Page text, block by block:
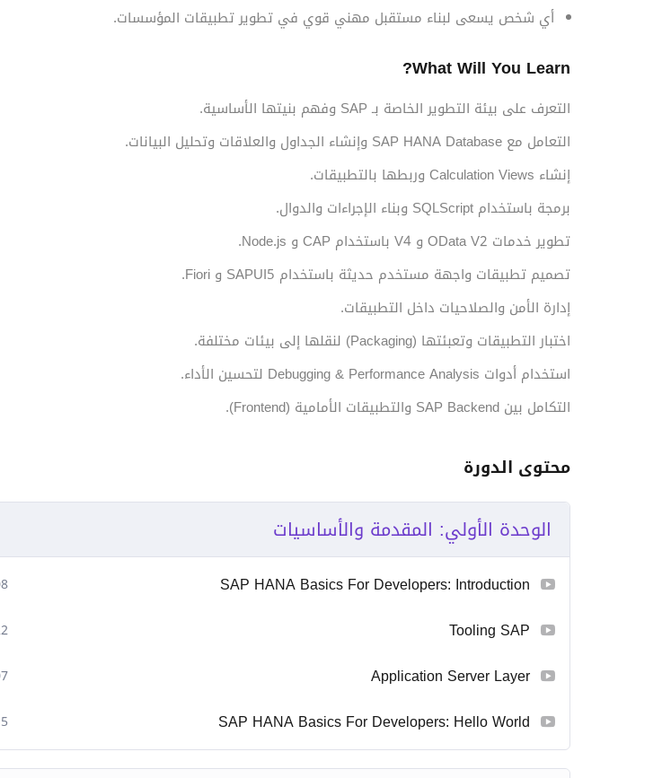
أي شخص يسعى لبناء مستقبل مهني قوي في تطوير تطبيقات المؤسسات.
What Will You Learn?
التعرف على بيئة التطوير الخاصة بـ SAP وفهم بنيتها الأساسية.
التعامل مع SAP HANA Database وإنشاء الجداول والعلاقات وتحليل البيانات.
إنشاء Calculation Views وربطها بالتطبيقات.
برمجة باستخدام SQLScript وبناء الإجراءات والدوال.
تطوير خدمات OData V2 و V4 باستخدام CAP و Node.js.
تصميم تطبيقات واجهة مستخدم حديثة باستخدام SAPUI5 و Fiori.
إدارة الأمن والصلاحيات داخل التطبيقات.
اختبار التطبيقات وتعبئتها (Packaging) لنقلها إلى بيئات مختلفة.
استخدام أدوات Debugging & Performance Analysis لتحسين الأداء.
التكامل بين SAP Backend والتطبيقات الأمامية (Frontend).
محتوى الدورة
الوحدة الأولي: المقدمة والأساسيات
SAP HANA Basics For Developers: Introduction
Tooling SAP
Application Server Layer
SAP HANA Basics For Developers: Hello World